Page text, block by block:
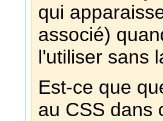
qui
associé)
l'utiliser sans
Est-ce que
au CSS dans